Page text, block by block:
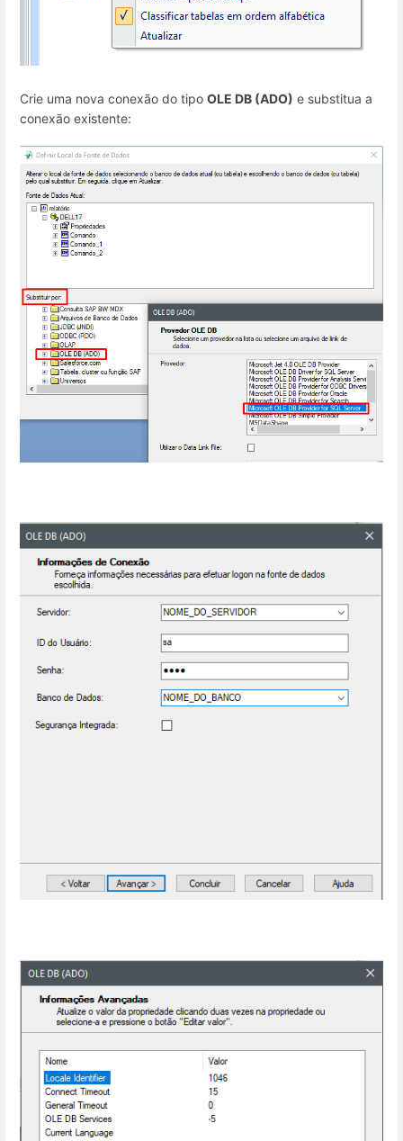
Crie uma nova conexão do tipo OLE DB (ADO) e substitua a
conexão existente: